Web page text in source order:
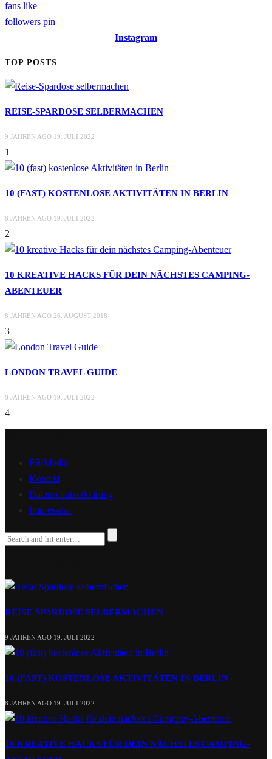
fans like
followers pin
Instagram
TOP POSTS
REISE-SPARDOSE SELBERMACHEN
9 JAHREN AGO 19. JULI 2022
1
10 (FAST) KOSTENLOSE AKTIVITÄTEN IN BERLIN
8 JAHREN AGO 19. JULI 2022
2
10 KREATIVE HACKS FÜR DEIN NÄCHSTES CAMPING-
ABENTEUER
8 JAHREN AGO 26. AUGUST 2018
3
LONDON TRAVEL GUIDE
8 JAHREN AGO 19. JULI 2022
4
PR/Media
Kontakt
Datenschutzerklärung
Impressum
REISE-SPARDOSE SELBERMACHEN
9 JAHREN AGO 19. JULI 2022
10 (FAST) KOSTENLOSE AKTIVITÄTEN IN BERLIN
8 JAHREN AGO 19. JULI 2022
10 KREATIVE HACKS FÜR DEIN NÄCHSTES CAMPING-